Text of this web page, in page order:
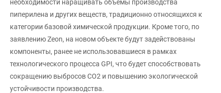
необходимости наращивать объемы производства
пиперилена и других веществ, традиционно относящихся к
категории базовой химической продукции. Кроме того, по
заявлению Zeon, на новом объекте будут задействованы
компоненты, ранее не использовавшиеся в рамках
технологического процесса GPI, что будет способствовать
сокращению выбросов CO2 и повышению экологической
устойчивости производства.